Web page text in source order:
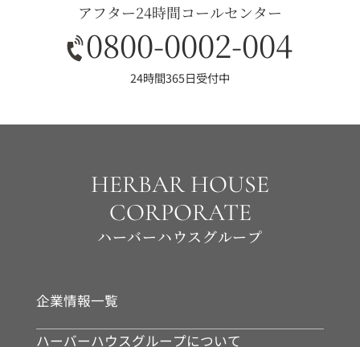
アフター24時間コールセンター
0800-0002-004
24時間365日受付中
HERBAR HOUSE
CORPORATE
ハーバーハウスグループ
企業情報一覧
ハーバーハウスグループについて